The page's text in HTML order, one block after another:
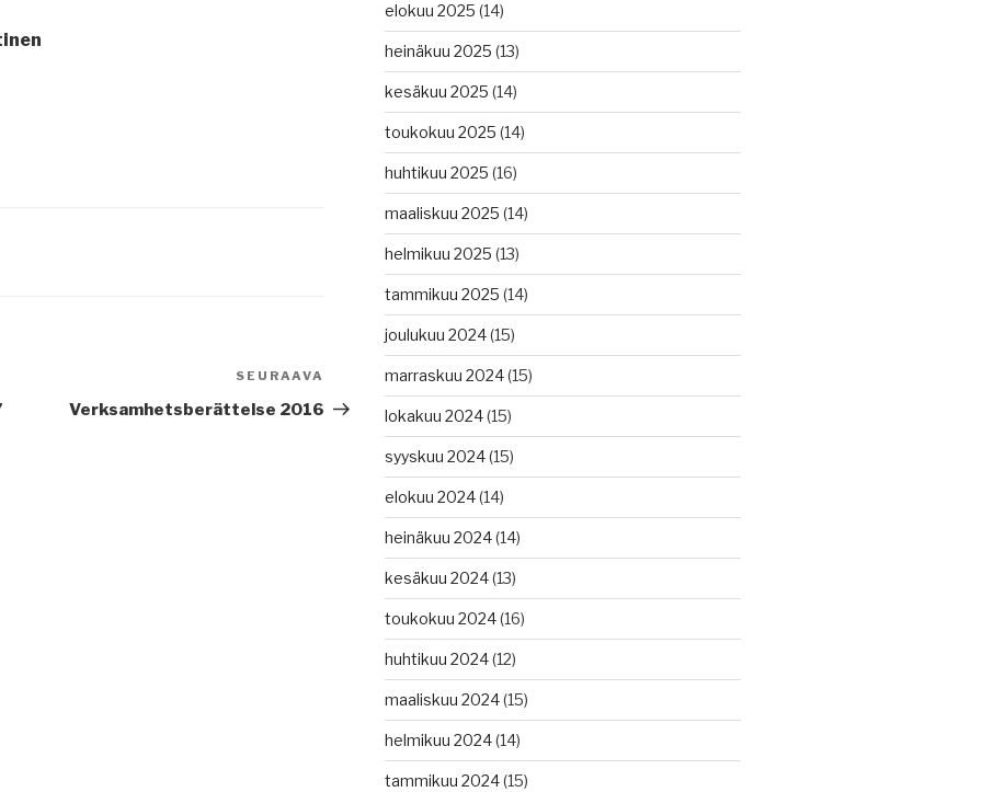
Seuraava
artikkeli
SEURAAVA
Verksamhetsberättelse 2016
elokuu 2025 (14)
heinäkuu 2025 (13)
kesäkuu 2025 (14)
toukokuu 2025 (14)
huhtikuu 2025 (16)
maaliskuu 2025 (14)
helmikuu 2025 (13)
tammikuu 2025 (14)
joulukuu 2024(15)
marraskuu 2024(15)
lokakuu 2024(15)
syyskuu 2024(15)
elokuu 2024(14)
heinäkuu 2024(14)
kesäkuu 2024(13)
toukokuu 2024(16)
huhtikuu 2024(12)
maaliskuu 2024(15)
helmikuu 2024(14)
tammikuu 2024(15)